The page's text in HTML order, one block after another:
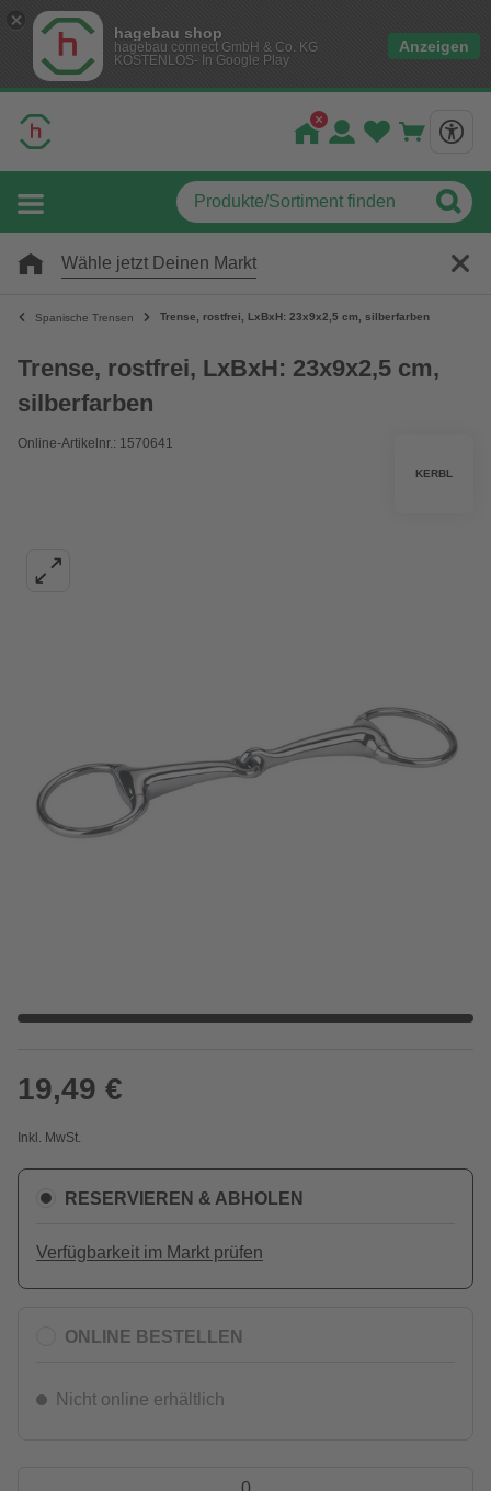
hagebau shop
hagebau connect GmbH & Co. KG
KOSTENLOS- In Google Play
Anzeigen
Wähle jetzt Deinen Markt
Spanische Trensen Trense, rostfrei, LxBxH: 23x9x2,5 cm, silberfarben
Trense, rostfrei, LxBxH: 23x9x2,5 cm,
silberfarben
Online-Artikelnr.: 1570641
KERBL
19,49 €
Inkl. MwSt.
RESERVIEREN & ABHOLEN
Verfügbarkeit im Markt prüfen
ONLINE BESTELLEN
Nicht online erhältlich